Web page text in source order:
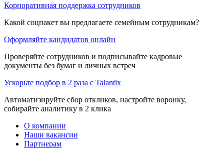
Корпоративная поддержка сотрудников
Какой соцпакет вы предлагаете семейным сотрудникам?
Оформляйте кандидатов онлайн
Проверяйте сотрудников и подписывайте кадровые
документы без бумаг и личных встреч
Ускорьте подбор в 2 раза с Talantix
Автоматизируйте сбор откликов, настройте воронку,
собирайте аналитику в 2 клика
О компании
Наши вакансии
Партнерам